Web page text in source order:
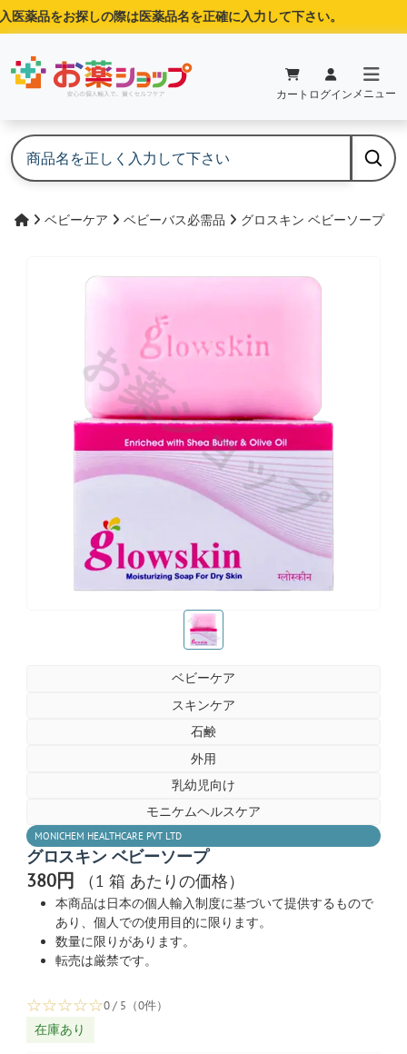
薬品をお探しの際は医薬品名を正確に入力して下さい。
カート ログイン メニュー
ベビーケア ベビーバス必需品 グロスキン ベビーソープ
お薬ショップ
お薬ショップ
ベビーケア
スキンケア
石鹸
外用
乳幼児向け
モニケムヘルスケア
MONICHEM HEALTHCARE PVT LTD
グロスキン ベビーソープ
380円 （1 箱 あたりの価格）
本商品は日本の個人輸入制度に基づいて提供するもので
あり、個人での使用目的に限ります。
数量に限りがあります。
転売は厳禁です。
☆☆☆☆☆0 / 5（0件）
在庫あり